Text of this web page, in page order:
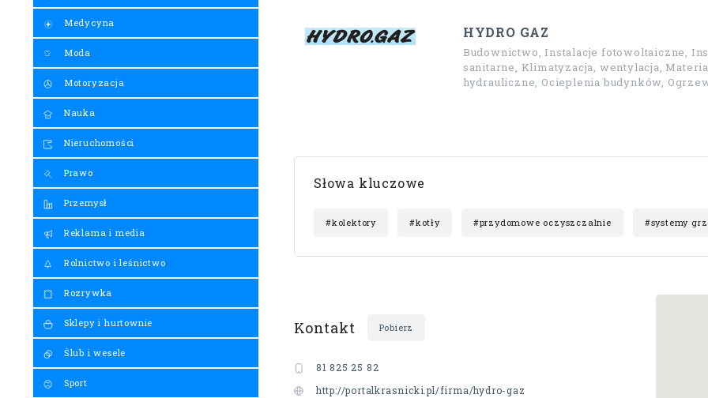
Medycyna
Moda
Motoryzacja
Nauka
Nieruchomości
Prawo
Przemysł
Reklama i media
Rolnictwo i leśnictwo
Rozrywka
Sklepy i hurtownie
Ślub i wesele
Sport
HYDRO GAZ
Budownictwo, Instalacje fotowoltaiczne,
sanitarne, Klimatyzacja, wentylacja,
hydrauliczne, Ocieplenia budynków,
Słowa kluczowe
#kolektory #kotły #przydomowe oczyszczalnie #systemy
Kontakt Pobierz
81 825 25 82
http://portalkrasnicki.pl/firma/hydro-gaz